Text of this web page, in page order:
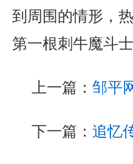
到周围的情形，
第一根刺牛魔斗
上一篇： 邹平
下一篇： 追忆